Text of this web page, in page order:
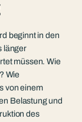
beginnt in den
länger
müssen. Wie
Wie
von einem
Belastung und
des